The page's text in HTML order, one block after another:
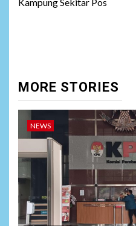
MORE STORIES
NEWS